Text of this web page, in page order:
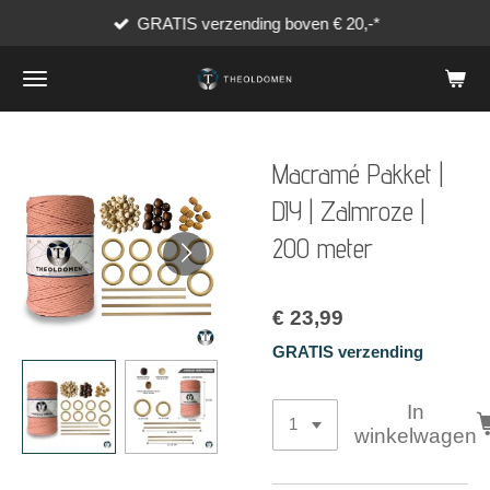
naar
de
GRATIS verzending boven € 20,-*
Macramé Pakket |
DIY | Zalmroze |
200 meter
€ 23,99
GRATIS verzending
In
winkelwagen